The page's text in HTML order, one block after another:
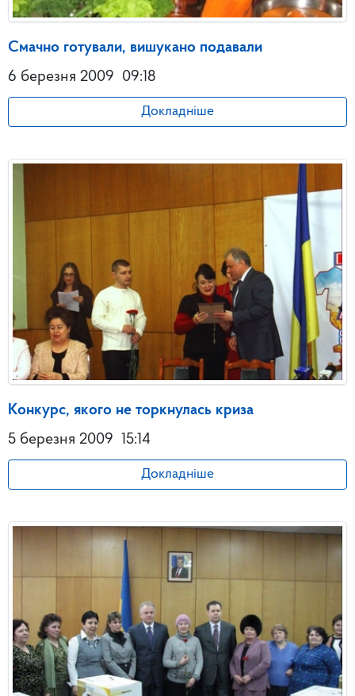
Смачно готували, вишукано подавали
6 березня 2009 09:18
Докладніше
Конкурс, якого не торкнулась криза
5 березня 2009 15:14
Докладніше